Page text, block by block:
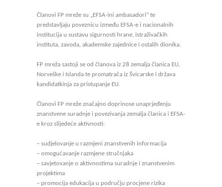
Članovi FP mreže su „EFSA-ini ambasadori“ te
predstavljaju poveznicu između EFSA-e i nacionalnih
institucija u sustavu sigurnosti hrane, istraživačkih
instituta, zavoda, akademske zajednice i ostalih dionika.
FP mreža sastoji se od članova iz 28 zemalja članica EU,
Norveške i Islanda te promatrača iz Švicarske i država
kandidatkinja za pristupanje EU.
Članovi FP mreže značajno doprinose unaprjeđenju
znanstvene suradnje i povezivanja zemalja članica i EFSA-
e kroz slijedeće aktivnosti:
– sudjelovanje u razmjeni znanstvenih informacija
– omogućavanje razmjene stručnjaka
– savjetovanje o aktivnostima suradnje i znanstvenim
projektima
– promocija edukacija u području procjene rizika